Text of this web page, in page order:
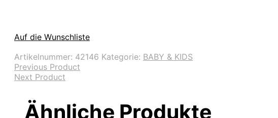
Auf die Wunschliste
Artikelnummer: 42146 Kategorie: BABY & KIDS
Previous Product
Next Product
Ähnliche Produkte